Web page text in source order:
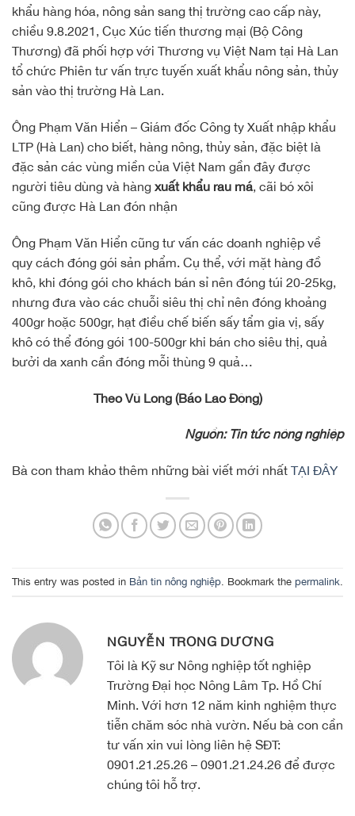
khẩu hàng hóa, nông sản sang thị trường cao cấp này,
chiều 9.8.2021, Cục Xúc tiến thương mại (Bộ Công
Thương) đã phối hợp với Thương vụ Việt Nam tại Hà Lan
tổ chức Phiên tư vấn trực tuyến xuất khẩu nông sản, thủy
sản vào thị trường Hà Lan.
Ông Phạm Văn Hiển – Giám đốc Công ty Xuất nhập khẩu
LTP (Hà Lan) cho biết, hàng nông, thủy sản, đặc biệt là
đặc sản các vùng miền của Việt Nam gần đây được
người tiêu dùng và hàng xuất khẩu rau má, cãi bó xôi
cũng được Hà Lan đón nhận
Ông Phạm Văn Hiển cũng tư vấn các doanh nghiệp về
quy cách đóng gói sản phẩm. Cụ thể, với mặt hàng đồ
khô, khi đóng gói cho khách bán sỉ nên đóng túi 20-25kg,
nhưng đưa vào các chuỗi siêu thị chỉ nên đóng khoảng
400gr hoặc 500gr, hạt điều chế biến sấy tẩm gia vị, sấy
khô có thể đóng gói 100-500gr khi bán cho siêu thị, quả
bưởi da xanh cần đóng mỗi thùng 9 quả…
Theo Vũ Long (Báo Lao Động)
Nguồn: Tin tức nông nghiệp
Bà con tham khảo thêm những bài viết mới nhất TẠI ĐÂY
This entry was posted in Bản tin nông nghiệp . Bookmark the permalink
NGUYỄN TRỌNG DƯƠNG
Tôi là Kỹ sư Nông nghiệp tốt nghiệp
Trường Đại học Nông Lâm Tp. Hồ Chí
Minh. Với hơn 12 năm kinh nghiệm thực
tiễn chăm sóc nhà vườn. Nếu bà con cần
tư vấn xin vui lòng liên hệ SĐT:
0901.21.25.26 – 0901.21.24.26 để được
chúng tôi hỗ trợ.